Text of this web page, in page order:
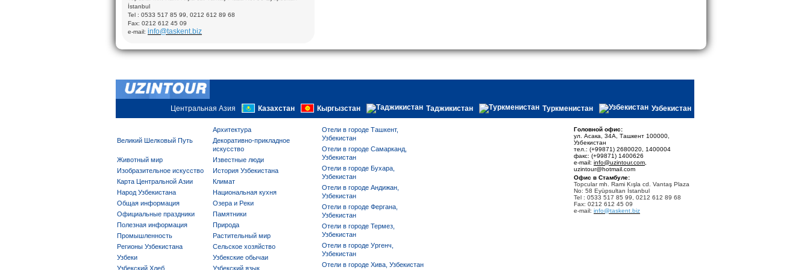
Бухара: Посещение: Крепость Арк (VII-XIX); Мавзолей
Исмаила Самоний (X),Медресе Улугбека (1417),Комплекс
Пои- Калон включая: Минарет Калян (XII),Медресе Мири
Араб (XVI), Мечеть Калян (XV);Крытый рынок Токи Заргарон
(XVI), Демонстрация производства шелка, Комплекс Ляби-
Хива: Экскурсионная программа в Ичан- Кале, ковровая
İstanbul
Tel : 0533 517 85 99, 0212 612 89 68
Fax: 0212 612 45 09
e-mail: info@taskent.biz
Центральная Азия Казахстан Кыргызстан Таджикистан Туркменистан Узбекистан
Архитектура
Великий Шелковый Путь
Декоративно-прикладное
искусство
Животный мир
Известные люди
Изобразительное искусство
История Узбекистана
Карта Центральной Азии
Климат
Народ Узбекистана
Национальная кухня
Общая информация
Озера и Реки
Официальные праздники
Памятники
Полезная информация
Природа
Промышленность
Растительный мир
Регионы Узбекистана
Сельское хозяйство
Узбеки
Узбекские обычаи
Узбекский Хлеб
Узбекский язык
Отели в городе Ташкент,
Узбекистан
Отели в городе Самарканд,
Узбекистан
Отели в городе Бухара,
Узбекистан
Отели в городе Андижан,
Узбекистан
Отели в городе Фергана,
Узбекистан
Отели в городе Термез,
Узбекистан
Отели в городе Ургенч,
Узбекистан
Отели в городе Хива, Узбекистан
Головной офис:
ул. Асака, 34А, Ташкент 100000,
Узбекистан
тел.: (+99871) 2680020, 1400004
факс: (+99871) 1400626
e-mail: info@uzintour.com
uzintour@hotmail.com
Офис в Стамбуле:
Topcular mh. Rami Kışla cd. Vantaş Plaza
No: 58 Eyüpsultan İstanbul
Tel : 0533 517 85 99, 0212 612 89 68
Fax: 0212 612 45 09
e-mail: info@taskent.biz